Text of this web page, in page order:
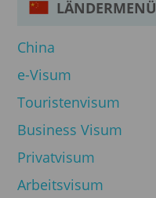
LÄNDERMENÜ
China
e-Visum
Touristenvisum
Business Visum
Privatvisum
Arbeitsvisum